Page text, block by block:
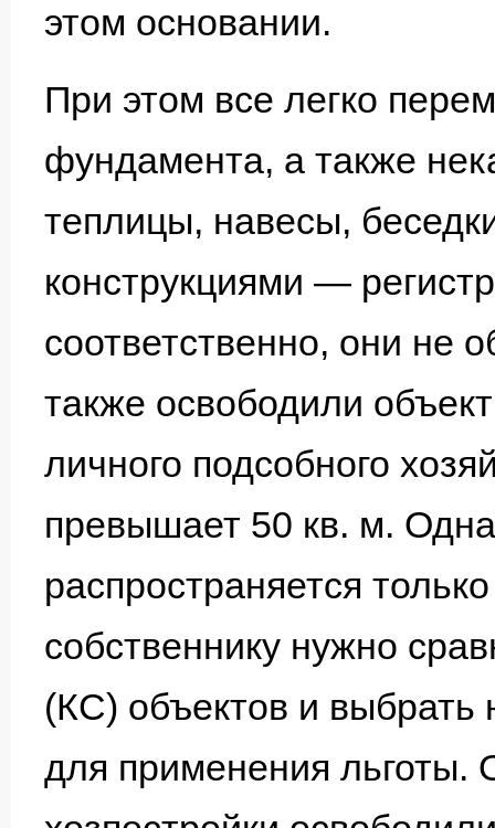
этом основании.
При этом все легко
фундамента, а также
теплицы, навесы,
конструкциями —
соответственно, они не
также освободили
личного подсобного
превышает 50 кв. м.
распространяется
собственнику нужно
(КС) объектов и выбрать
для применения льготы.